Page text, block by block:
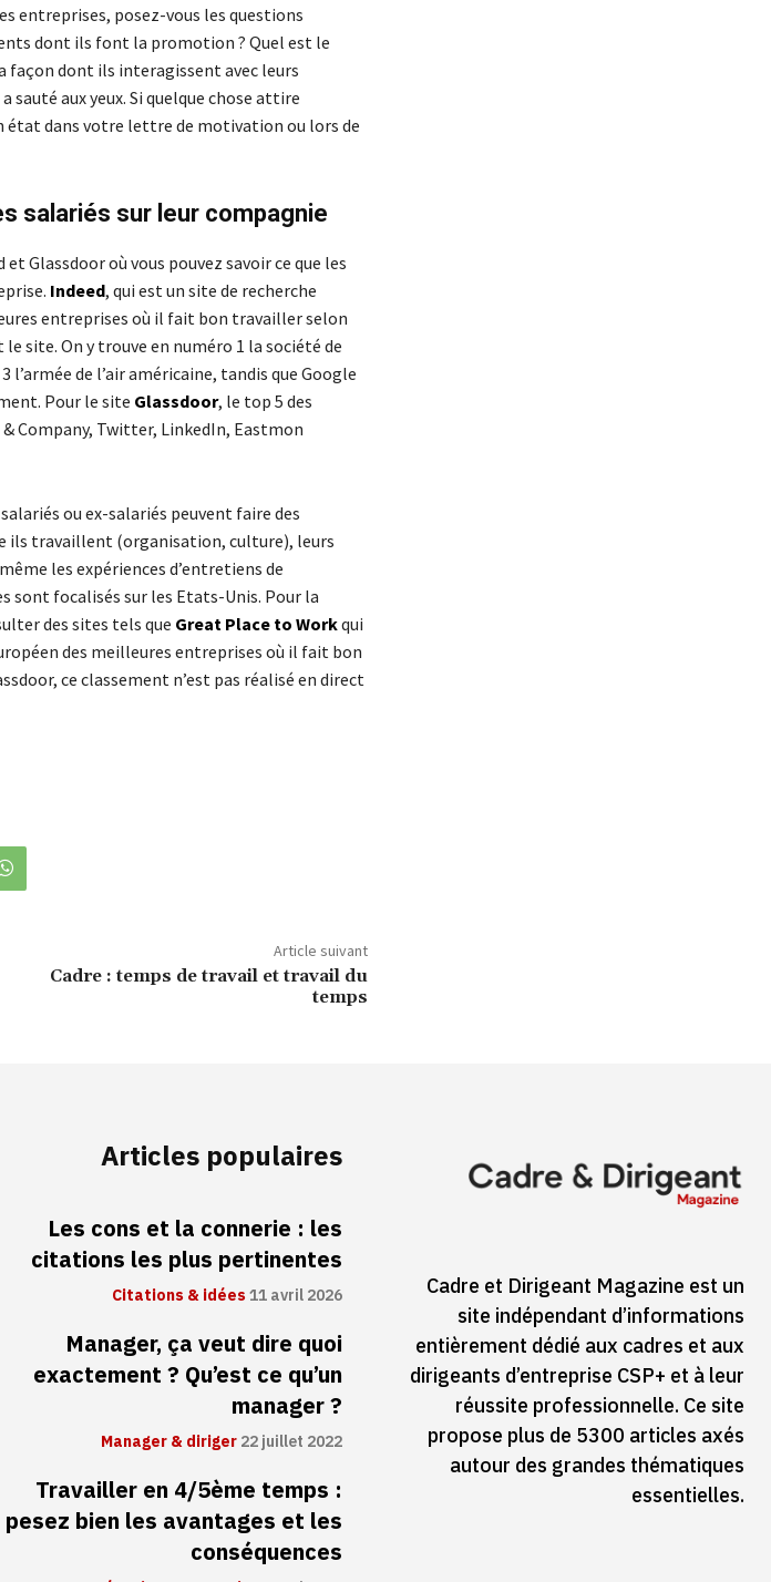
entreprises, posez-vous les questions
dont ils font la promotion ? Quel est le
façon dont ils interagissent avec leurs
sauté aux yeux. Si quelque chose attire
dans votre lettre de motivation ou lors de
salariés sur leur compagnie
Glassdoor où vous pouvez savoir ce que les
Indeed, qui est un site de recherche
entreprises où il fait bon travailler selon
site. On y trouve en numéro 1 la société de
de l’air américaine, tandis que Google
Pour le site Glassdoor, le top 5 des
Company, Twitter, LinkedIn, Eastmon
ou ex-salariés peuvent faire des
ils travaillent (organisation, culture), leurs
les expériences d’entretiens de
sont focalisés sur les Etats-Unis. Pour la
des sites tels que Great Place to Workqui
des meilleures entreprises où il fait bon
ce classement n’est pas réalisé en direct
Article suivant
Cadre : temps de travail et travail du
temps
Articles populaires
Les cons et la connerie : les
citations les plus pertinentes
Citations & idées11 avril 2026
Manager, ça veut dire quoi
exactement ? Qu’est ce qu’un
manager ?
Manager & diriger22 juillet 2022
Travailler en 4/5ème temps :
pesez bien les avantages et les
conséquences
Cadre et Dirigeant Magazine est un
site indépendant d’informations
entièrement dédié aux cadres et aux
dirigeants d’entreprise CSP+ et à leur
réussite professionnelle. Ce site
propose plus de 5300 articles axés
autour des grandes thématiques
essentielles.